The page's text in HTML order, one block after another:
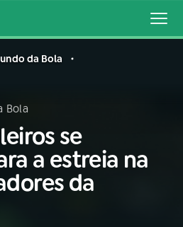
da Bola
Bola
se
a estreia na
da